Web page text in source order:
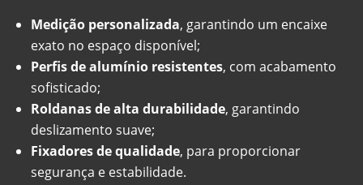
Medição personalizada, garantindo um encaixe
exato no espaço disponível;
Perfis de alumínio resistentes, com acabamento
sofisticado;
Roldanas de alta durabilidade, garantindo
deslizamento suave;
Fixadores de qualidade, para proporcionar
segurança e estabilidade.